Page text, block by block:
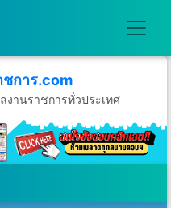
ชการ.com
งานราชการทั่วประเทศ
งหาคม พ.ศ.2569